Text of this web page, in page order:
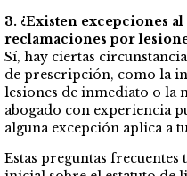
3. ¿Existen excepciones
reclamaciones por
Sí, hay ciertas
de prescripción, como la
lesiones de inmediato o la
abogado con experiencia
alguna excepción aplica a
Estas preguntas